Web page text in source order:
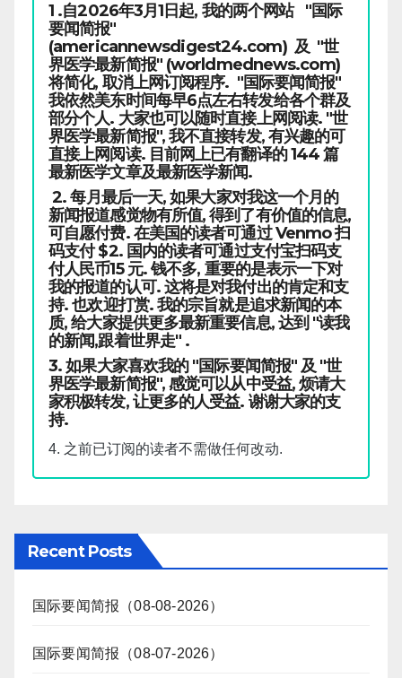
1 .自2026年3月1日起, 我的两个网站 "国际
要闻简报"
(americannewsdigest24.com) 及 "世
界医学最新简报" (worldmednews.com)
将简化, 取消上网订阅程序. "国际要闻简报"
我依然美东时间每早6点左右转发给各个群及
部分个人. 大家也可以随时直接上网阅读. "世
界医学最新简报", 我不直接转发, 有兴趣的可
直接上网阅读. 目前网上已有翻译的 144 篇
最新医学文章及最新医学新闻.
2. 每月最后一天, 如果大家对我这一个月的
新闻报道感觉物有所值, 得到了有价值的信息,
可自愿付费. 在美国的读者可通过 Venmo 扫
码支付 $2. 国内的读者可通过支付宝扫码支
付人民币15 元. 钱不多, 重要的是表示一下对
我的报道的认可. 这将是对我付出的肯定和支
持. 也欢迎打赏. 我的宗旨就是追求新闻的本
质, 给大家提供更多最新重要信息, 达到 "读我
的新闻,跟着世界走" .
3. 如果大家喜欢我的 "国际要闻简报" 及 "世
界医学最新简报", 感觉可以从中受益, 烦请大
家积极转发, 让更多的人受益. 谢谢大家的支
持.
4. 之前已订阅的读者不需做任何改动.
Recent Posts
国际要闻简报（08-08-2026）
国际要闻简报（08-07-2026）